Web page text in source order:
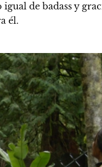
de badass y
él.